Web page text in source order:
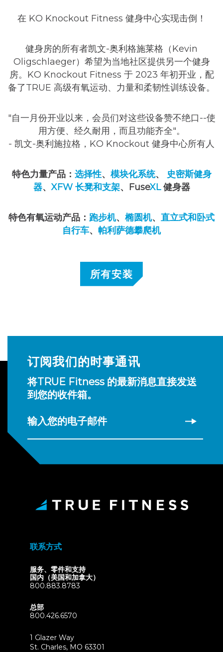
在 KO Knockout Fitness 健身中心实现击倒！
健身房的所有者凯文-奥利格施莱格（Kevin
Oligschlaeger）希望为当地社区提供另一个健身
房。KO Knockout Fitness 于 2023 年初开业，配
备了TRUE 高级有氧运动、力量和柔韧性训练设备。
"自一月份开业以来，会员们对这些设备赞不绝口--使
用方便、经久耐用，而且功能齐全"。
- 凯文-奥利施拉格，KO Knockout 健身中心所有人
特色力量产品： 选择性、 模块化系统、
史密斯健身
器、XFW 长凳和支架、FuseXL健身器
特色有氧运动产品： 跑步机、 椭圆机、 直立式和卧式
自行车、 帕利萨德攀爬机
所有安装
订阅我们的时事通讯
将TRUE Fitness 的最新消息直接发送
到您的收件箱。
输入您的电子邮件
联系方式
服务、零件和支持
国内（美国和加拿大）
800.883.8783
总部
800.426.6570
1 Glazer Way
St. Charles, MO 63301